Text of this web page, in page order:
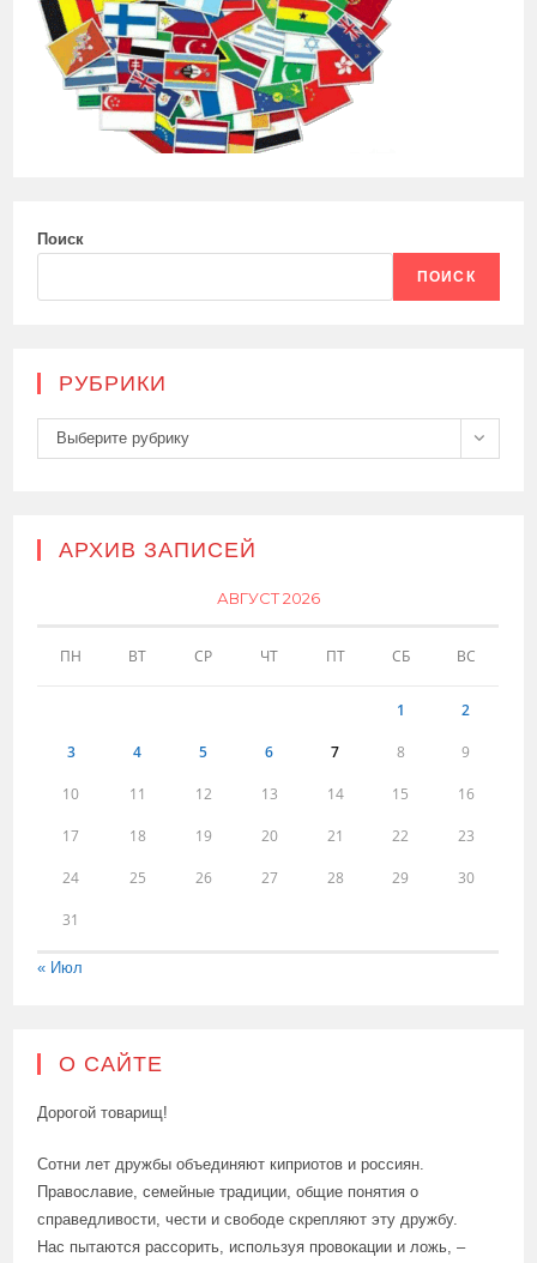
Поиск
ПОИСК
РУБРИКИ
Рубрики
Выберите рубрику
АРХИВ ЗАПИСЕЙ
АВГУСТ 2026
ПН ВТ СР ЧТ ПТ СБ ВС
1 2
3 4 5 6 7 8 9
10 11 12 13 14 15 16
17 18 19 20 21 22 23
24 25 26 27 28 29 30
31
« Июл
О САЙТЕ
Дорогой товарищ!
Сотни лет дружбы объединяют киприотов и россиян.
Православие, семейные традиции, общие понятия о
справедливости, чести и свободе скрепляют эту дружбу.
Нас пытаются рассорить, используя провокации и ложь, –